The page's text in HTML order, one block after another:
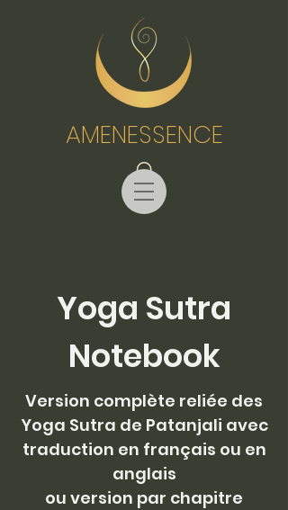
AMENESSENCE
Yoga Sutra
Notebook
Version complète reliée des
Yoga Sutra de Patanjali avec
traduction en français ou en
anglais
ou version par chapitre